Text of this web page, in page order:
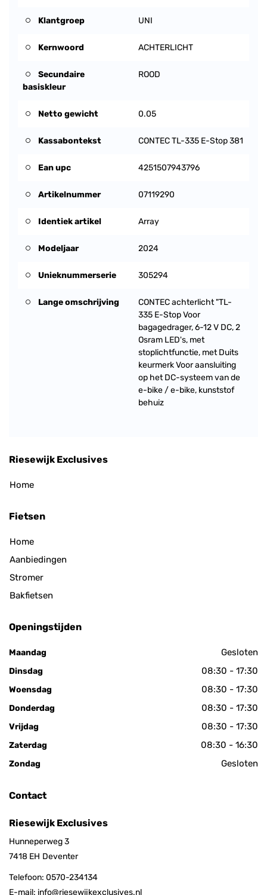
Klantgroep UNI
Kernwoord ACHTERLICHT
Secundaire
basiskleur
ROOD
Netto gewicht 0.05
Kassabontekst CONTEC TL-335 E-Stop 381
Ean upc 4251507943796
Artikelnummer 07119290
Identiek artikel Array
Modeljaar 2024
Unieknummerserie 305294
Lange omschrijving
CONTEC achterlicht "TL-
335 E-Stop Voor
bagagedrager, 6-12 V DC, 2
Osram LED's, met
stoplichtfunctie, met Duits
keurmerk Voor aansluiting
op het DC-systeem van de
e-bike / e-bike, kunststof
behuiz
Riesewijk Exclusives
Home
Fietsen
Home
Aanbiedingen
Stromer
Bakfietsen
Openingstijden
Maandag Gesloten
Dinsdag 08:30 - 17:30
Woensdag 08:30 - 17:30
Donderdag 08:30 - 17:30
Vrijdag 08:30 - 17:30
Zaterdag 08:30 - 16:30
Zondag Gesloten
Contact
Riesewijk Exclusives
Hunneperweg 3
7418 EH Deventer
Telefoon: 0570-234134
E-mail: info@riesewijkexclusives.nl